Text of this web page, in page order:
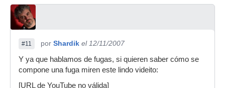
#11 por Shardik el 12/11/2007
Y ya que hablamos de fugas, si quieren saber cómo se
compone una fuga miren este lindo videito:
[URL de YouTube no válida]